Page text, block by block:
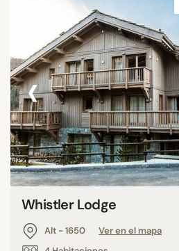
‹
Whistler Lodge
Alt - 1650
Ver en el mapa